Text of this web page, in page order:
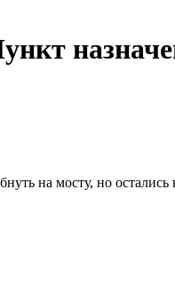
на мосту, но остались